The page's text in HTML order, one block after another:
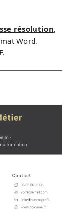
résolution,
Word,